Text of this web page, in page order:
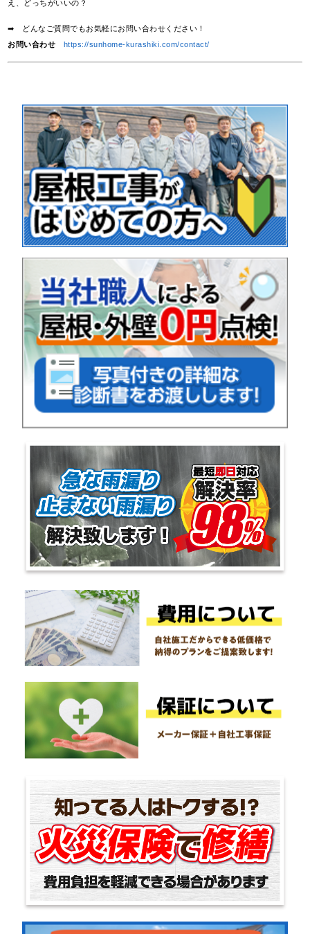
え、どっちがいいの？
➡ どんなご質問でもお気軽にお問い合わせください！
お問い合わせ
https://sunhome-kurashiki.com/contact/